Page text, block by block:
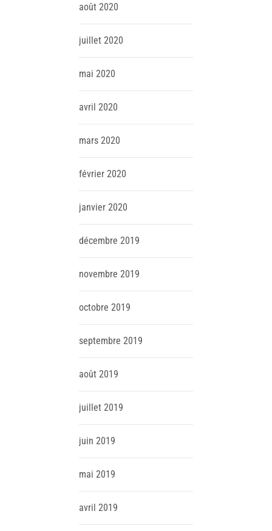
août 2020
juillet 2020
mai 2020
avril 2020
mars 2020
février 2020
janvier 2020
décembre 2019
novembre 2019
octobre 2019
septembre 2019
août 2019
juillet 2019
juin 2019
mai 2019
avril 2019